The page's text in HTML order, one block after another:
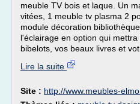
meuble TV bois et laque. Un
vitées, 1 meuble tv plasma 2
module décoration
l'éclairage en option qui
bibelots, vos beaux livres et
Lire la suite
Site : http://www.meubles-